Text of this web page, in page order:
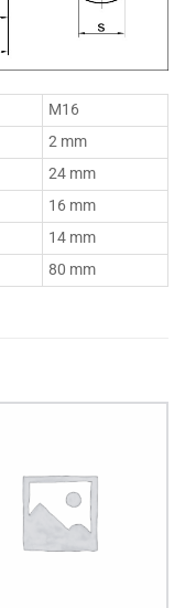
M16
2 mm
24 mm
16 mm
14 mm
80 mm